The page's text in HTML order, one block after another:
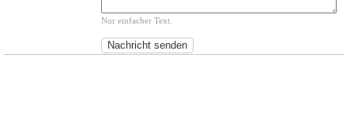
Nur einfacher Text.